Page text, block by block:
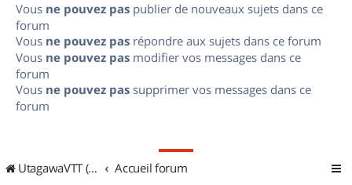
Vous ne pouvez pas publier de nouveaux sujets dans ce
forum
Vous ne pouvez pas répondre aux sujets dans ce forum
Vous ne pouvez pas modifier vos messages dans ce
forum
Vous ne pouvez pas supprimer vos messages dans ce
forum
UtagawaVTT (Randos VTT et VTTAE avec traces GPS) Accueil forum